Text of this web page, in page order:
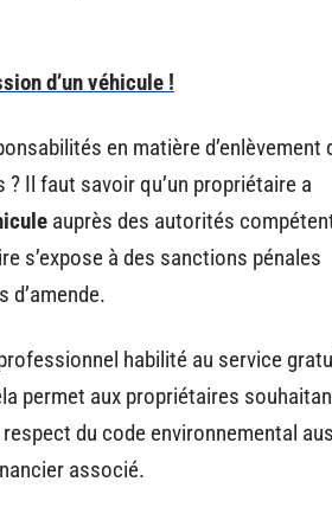
d’un véhicule !
en matière d’enlèvement
Il faut savoir qu’un propriétaire a
auprès des autorités
s’expose à des sanctions pénales
d’amende.
habilité au service
permet aux propriétaires
du code environnemental
associé.